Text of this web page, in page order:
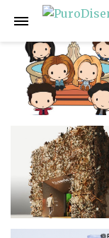
Anterior Siguiente